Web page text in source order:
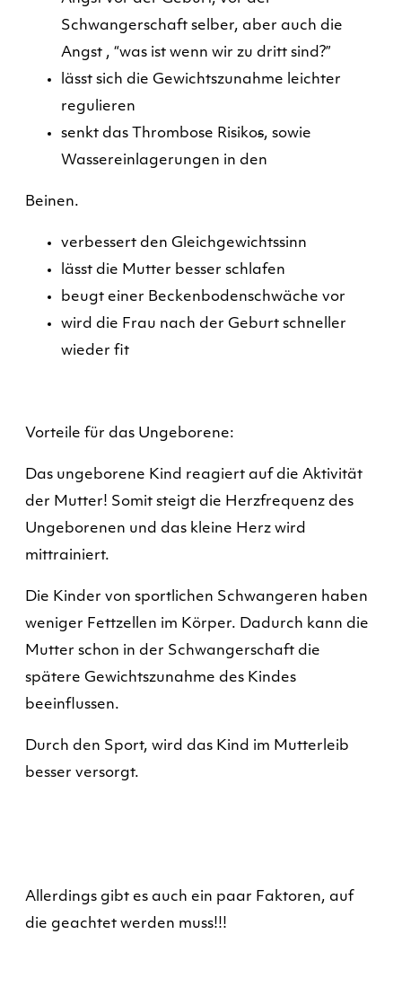
Schwangerschaft selber, aber auch die
Angst , “was ist wenn wir zu dritt sind?”
lässt sich die Gewichtszunahme leichter
regulieren
senkt das Thrombose Risikos, sowie
Wassereinlagerungen in den
Beinen.
verbessert den Gleichgewichtssinn
lässt die Mutter besser schlafen
beugt einer Beckenbodenschwäche vor
wird die Frau nach der Geburt schneller
wieder fit
Vorteile für das Ungeborene:
Das ungeborene Kind reagiert auf die Aktivität
der Mutter! Somit steigt die Herzfrequenz des
Ungeborenen und das kleine Herz wird
mittrainiert.
Die Kinder von sportlichen Schwangeren haben
weniger Fettzellen im Körper. Dadurch kann die
Mutter schon in der Schwangerschaft die
spätere Gewichtszunahme des Kindes
beeinflussen.
Durch den Sport, wird das Kind im Mutterleib
besser versorgt.
Allerdings gibt es auch ein paar Faktoren, auf
die geachtet werden muss!!!